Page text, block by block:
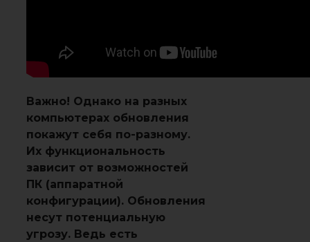
Важно! Однако на разных
компьютерах обновления
покажут себя по-разному.
Их функциональность
зависит от возможностей
ПК (аппаратной
конфигурации). Обновления
несут потенциальную
угрозу. Ведь есть